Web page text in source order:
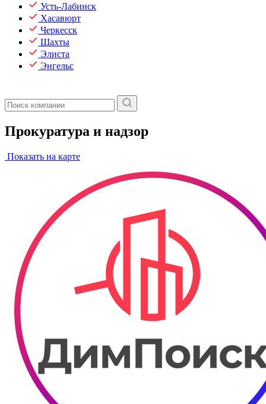
Усть-Лабинск
Хасавюрт
Черкесск
Шахты
Элиста
Энгельс
Прокуратура и надзор
Показать на карте